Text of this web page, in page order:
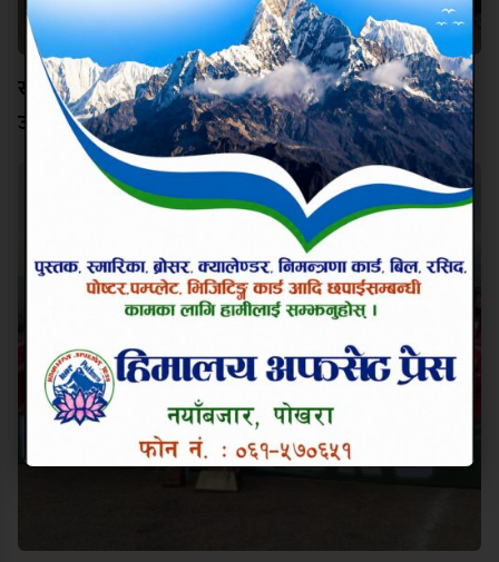
सहाराले १२ वर्षपछि चुम्यो आहा रारा पोखरा गोल्डकपको
उपाधि